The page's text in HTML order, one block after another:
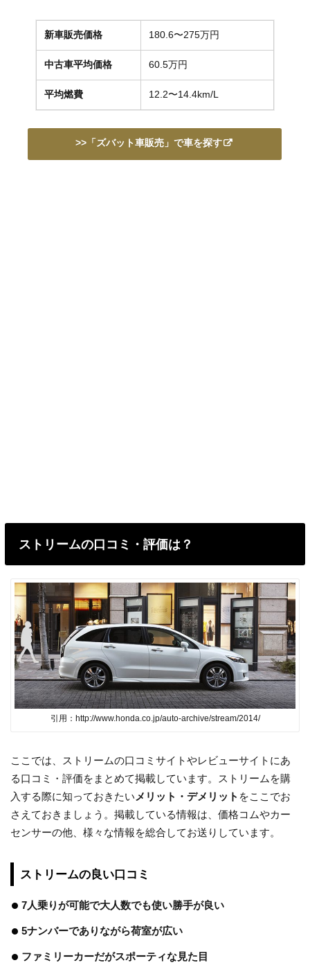
新車販売価格 180.6〜275万円
中古車平均価格 60.5万円
平均燃費 12.2〜14.4km/L
>>「ズバット車販売」で車を探す
ストリームの口コミ・評価は？
引用：http://www.honda.co.jp/auto-archive/stream/2014/
ここでは、ストリームの口コミサイトやレビューサイトにあ
る口コミ・評価をまとめて掲載しています。ストリームを購
入する際に知っておきたい メリット・デメリット をここでお
さえておきましょう。掲載している情報は、価格コムやカー
センサーの他、様々な情報を総合してお送りしています。
ストリームの良い口コミ
7人乗りが可能で大人数でも使い勝手が良い
5ナンバーでありながら荷室が広い
ファミリーカーだがスポーティな見た目